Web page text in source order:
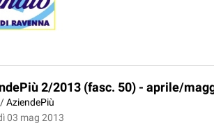
2/2013 (fasc. 50) - aprile/
AziendePiù
03 mag 2013